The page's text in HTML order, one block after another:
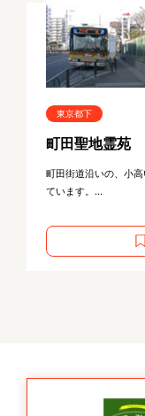
東京都下
町田聖地霊苑
町田街道沿いの、小
ています。...